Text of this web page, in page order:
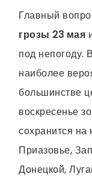
Главный
грозы 23 мая
под непогоду.
наиболее
большинстве
воскресенье
сохранится на
Приазовье,
Донецкой,